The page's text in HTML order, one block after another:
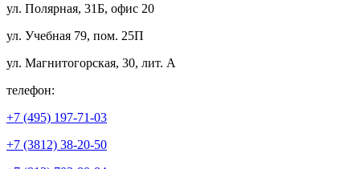
ул. Полярная, 31Б, офис 20
ул. Учебная 79, пом. 25П
ул. Магнитогорская, 30, лит. А
телефон:
+7 (495) 197-71-03
+7 (3812) 38-20-50